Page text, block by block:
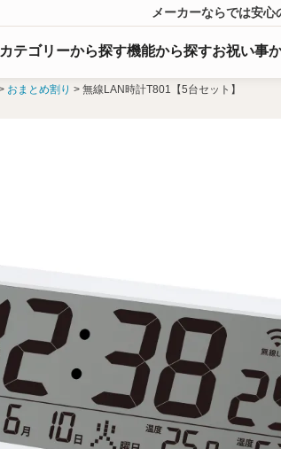
メーカーならでは安心
カテゴリーから探す機能から探すお祝い事
おまとめ割り 無線LAN時計T801【5台セット】